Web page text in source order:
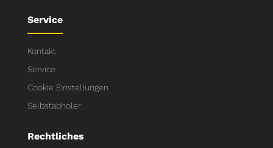
Service
Kontakt
Service
Cookie Einstellungen
Selbstabholer
Rechtliches